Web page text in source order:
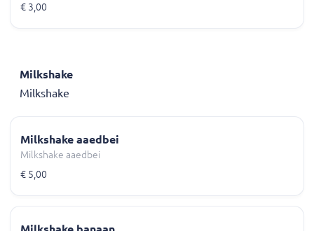
€ 3,00
Milkshake
Milkshake
Milkshake aaedbei
Milkshake aaedbei
€ 5,00